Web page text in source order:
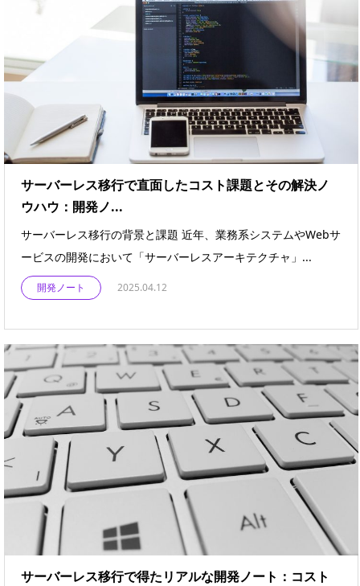
サーバーレス移行で直面したコスト課題とその解決ノ
ウハウ：開発ノ...
サーバーレス移行の背景と課題 近年、業務系システムやWebサ
ービスの開発において「サーバーレスアーキテクチャ」...
開発ノート 2025.04.12
サーバーレス移行で得たリアルな開発ノート：コスト